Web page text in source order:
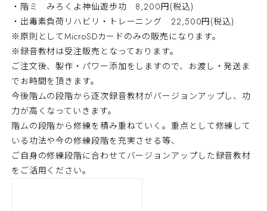
・階ミ みろくよ神仙遊歩功 8,200円(税込)
・出毒素負荷リハビリ・トレーニング 22,500円(税込)
※原則としてMicroSDカードのみの販売になります。
※録音教材は受注販売となっております。
ご注文後、製作・パワー添加をしますので、お渡し・発送ま
でお時間を頂きます。
今後階ムの段階から逐次録音教材がバージョンアップし、功
力が高くなっていきます。
階ムの段階から修練を積み重ねていく。重点として修練して
いる功法や今の修練段階を充実させる等、
ご自身の修練段階に合わせてバージョンアップした録音教材
をご活用ください。